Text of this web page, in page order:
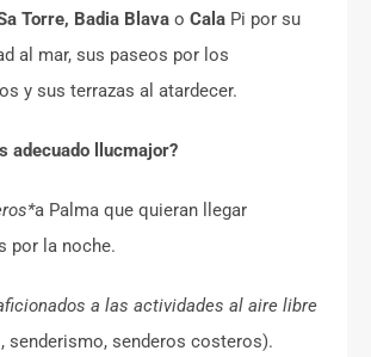
Torre, Badia Blava o Cala Pi por su
al mar, sus paseos por los
y sus terrazas al atardecer.
adecuado llucmajor?
a Palma que quieran llegar
por la noche.
a las actividades al aire libre
senderismo, senderos costeros).